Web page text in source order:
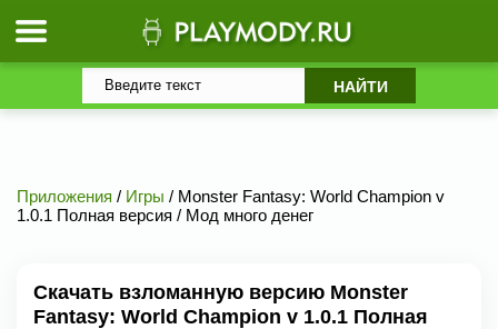
Приложения / Игры / Monster Fantasy: World Champion v
1.0.1 Полная версия / Мод много денег
Скачать взломанную версию Monster
Fantasy: World Champion v 1.0.1 Полная